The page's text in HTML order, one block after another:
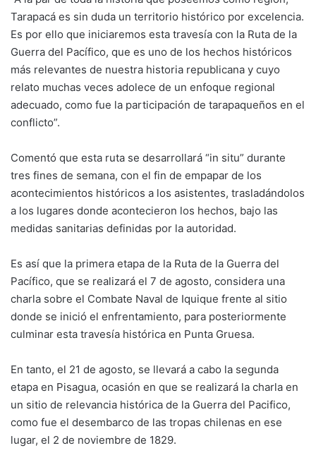
Tarapacá es sin duda un territorio histórico por excelencia.
Es por ello que iniciaremos esta travesía con la Ruta de la
Guerra del Pacífico, que es uno de los hechos históricos
más relevantes de nuestra historia republicana y cuyo
relato muchas veces adolece de un enfoque regional
adecuado, como fue la participación de tarapaqueños en el
conflicto”.
Comentó que esta ruta se desarrollará “in situ” durante
tres fines de semana, con el fin de empapar de los
acontecimientos históricos a los asistentes, trasladándolos
a los lugares donde acontecieron los hechos, bajo las
medidas sanitarias definidas por la autoridad.
Es así que la primera etapa de la Ruta de la Guerra del
Pacífico, que se realizará el 7 de agosto, considera una
charla sobre el Combate Naval de Iquique frente al sitio
donde se inició el enfrentamiento, para posteriormente
culminar esta travesía histórica en Punta Gruesa.
En tanto, el 21 de agosto, se llevará a cabo la segunda
etapa en Pisagua, ocasión en que se realizará la charla en
un sitio de relevancia histórica de la Guerra del Pacifico,
como fue el desembarco de las tropas chilenas en ese
lugar, el 2 de noviembre de 1829.